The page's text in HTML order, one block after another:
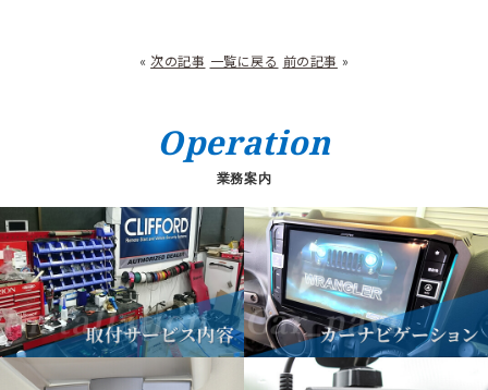
«次の記事 一覧に戻る 前の記事 »
Operation
業務案内